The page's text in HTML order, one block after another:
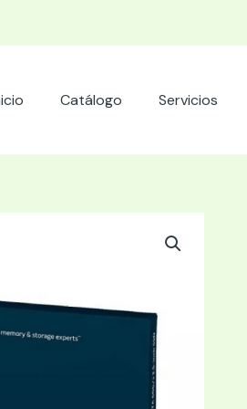
Catálogo Servicios